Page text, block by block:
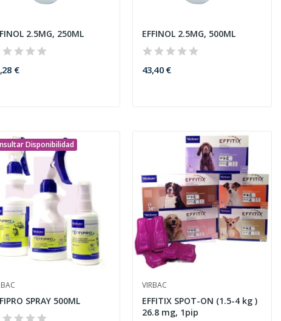
2.5MG, 250ML
€
EFFINOL 2.5MG, 500ML
43,40 €
Disponibilidad
SPRAY 500ML
VIRBAC
EFFITIX SPOT-ON (1.5-4 kg )
26.8 mg, 1pip